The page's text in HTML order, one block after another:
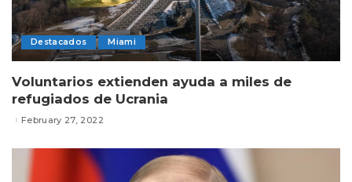
Destacados Miami
Voluntarios extienden ayuda a miles de
refugiados de Ucrania
February 27, 2022